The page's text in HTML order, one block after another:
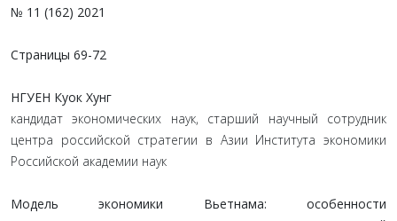
№ 11 (162) 2021
Страницы 69-72
НГУЕН Куок Хунг
кандидат экономических наук, старший научный сотрудник
центра российской стратегии в Азии Института экономики
Российской академии наук
Модель экономики Вьетнама: особенности